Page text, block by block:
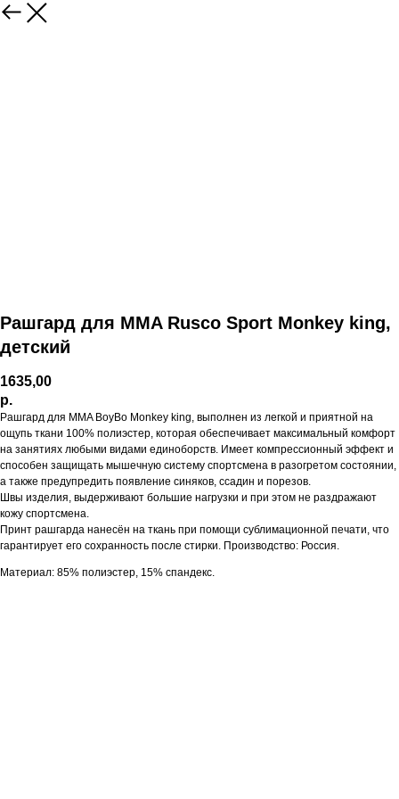
Рашгард для MMA Rusco Sport Monkey king,
детский
1635,00
р.
Рашгард для MMA BoyBo Monkey king, выполнен из легкой и приятной на
ощупь ткани 100% полиэстер, которая обеспечивает максимальный комфорт
на занятиях любыми видами единоборств. Имеет компрессионный эффект и
способен защищать мышечную систему спортсмена в разогретом состоянии,
а также предупредить появление синяков, ссадин и порезов.
Швы изделия, выдерживают большие нагрузки и при этом не раздражают
кожу спортсмена.
Принт рашгарда нанесён на ткань при помощи сублимационной печати, что
гарантирует его сохранность после стирки. Производство: Россия.
Материал: 85% полиэстер, 15% спандекс.​